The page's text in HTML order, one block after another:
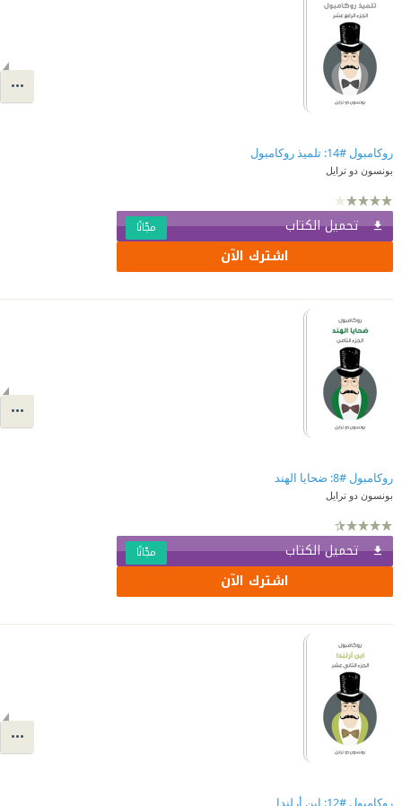
روكامبول #14: تلميذ روكامبول
بونسون دو ترايل
تحميل الكتاب مجّانًا
اشترك الآن
روكامبول #8: ضحايا الهند
بونسون دو ترايل
تحميل الكتاب مجّانًا
اشترك الآن